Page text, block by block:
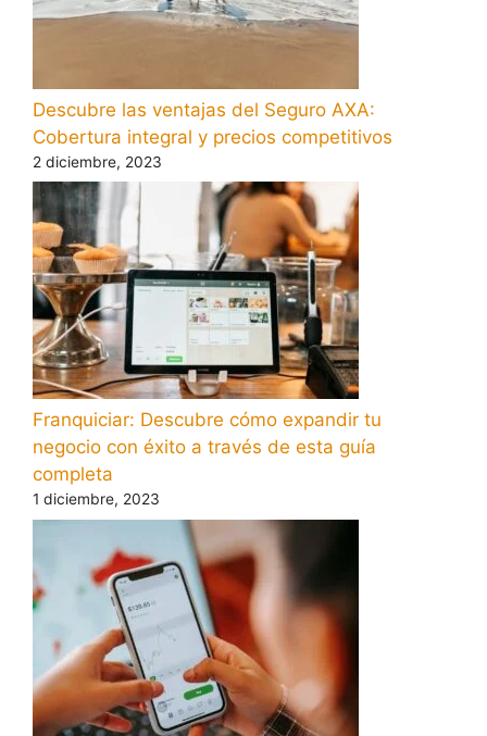
Descubre las ventajas del Seguro AXA:
Cobertura integral y precios competitivos
2 diciembre, 2023
Franquiciar: Descubre cómo expandir tu
negocio con éxito a través de esta guía
completa
1 diciembre, 2023